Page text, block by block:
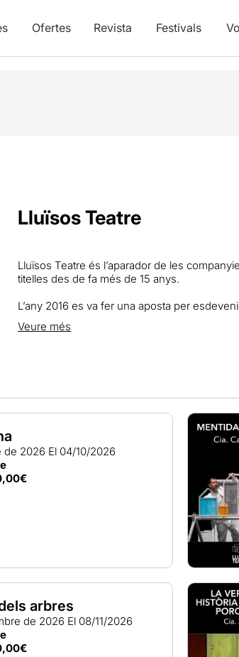
Ofertes Revista Festivals
Lluïsos Teatre
Lluïsos Teatre és l’aparador de les
titelles des de fa més de 15 anys.
L’any 2016 es va fer una aposta per
amb programació per a nadons, atenent a
espectacles destinats a estimular els infants
Veure més
de 2026 El 04/10/2026
arbres
de 2026 El 08/11/2026